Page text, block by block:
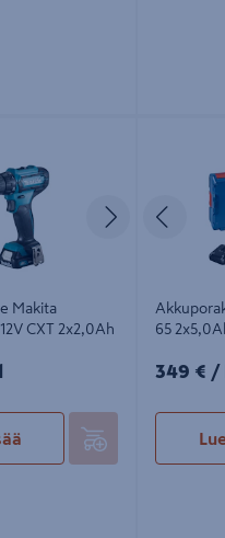
Seuraava
Makita
CXT 2x2,0Ah
65
349€/
349 € /